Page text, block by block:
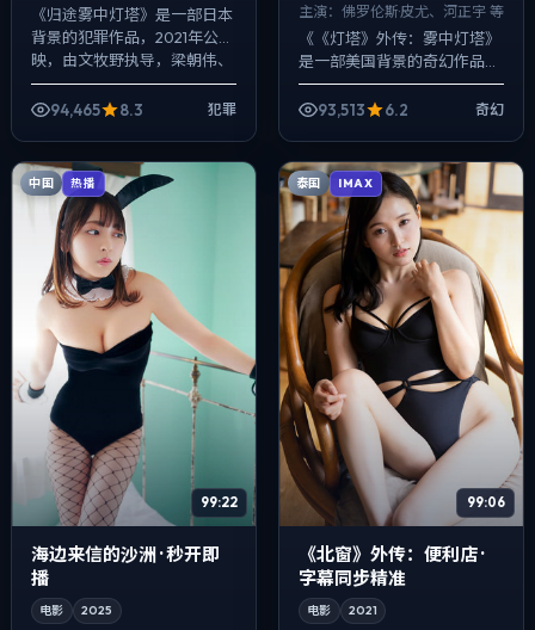
《归途雾中灯塔》是一部日本
背景的犯罪作品，2021年公
映，由文牧野执导，梁朝伟、
蕾雅·赛杜、雷佳音等主演。影
像偏纪实质感，手持与固定机
94,465 8.3 犯罪
主演： 佛罗伦斯·皮尤、河正宇 等
《《灯塔》外传：雾中灯塔》
是一部美国背景的奇幻作品，
2020年公映，由朴赞郁执
导，佛罗伦斯·皮尤、河正宇、
93,513 6.2 奇幻
中国 热播
99:22
海边来信的沙洲 · 秒开即
播
电影 2025
泰国 IMAX
99:06
《北窗》外传：便利店 ·
字幕同步精准
电影 2021